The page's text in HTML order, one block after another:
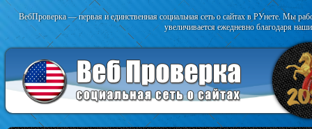
ВебПроверка — первая и единственная социальная сеть о сайтах в РУнете. Мы
увеличивается ежедневно благодаря